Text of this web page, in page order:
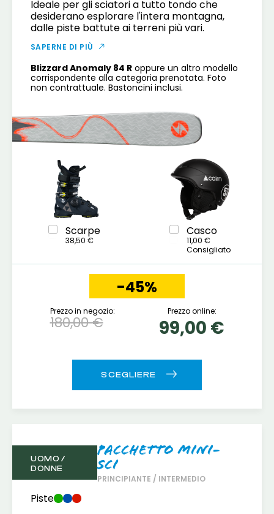
Ideale per gli sciatori a tutto tondo che
desiderano esplorare l'intera montagna,
dalle piste battute ai terreni più vari.
SAPERNE DI PIÙ
Blizzard Anomaly 84 R oppure un altro modello
corrispondente alla categoria prenotata. Foto
non contrattuale. Bastoncini inclusi.
Scarpe
38,50 €
Casco
11,00 €
Consigliato
-45%
Prezzo in negozio:
180,00 €
Prezzo online:
99,00 €
UOMO /
DONNE
Pacchetto Mini-
Sci
PRINCIPIANTE / INTERMEDIO
Piste